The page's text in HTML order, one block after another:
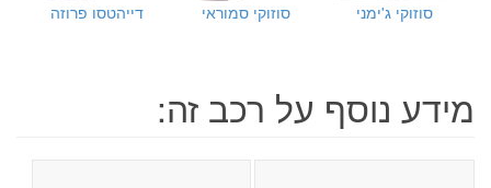
סוזוקי ג'ימני סוזוקי סמוראי דייהטסו פרוזה
מידע נוסף על רכב זה: